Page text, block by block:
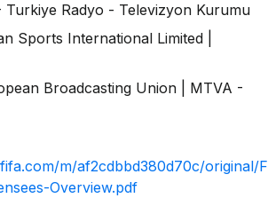
Turkiye Radyo - Televizyon Kurumu
Sports International Limited |
Broadcasting Union | MTVA -
m/af2cdbbd380d70c/original/
Overview.pdf